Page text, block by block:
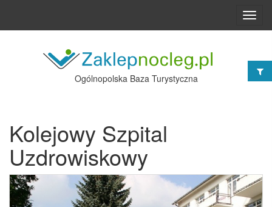
Ogólnopolska Baza Turystyczna
Kolejowy Szpital
Uzdrowiskowy
Poprzednie